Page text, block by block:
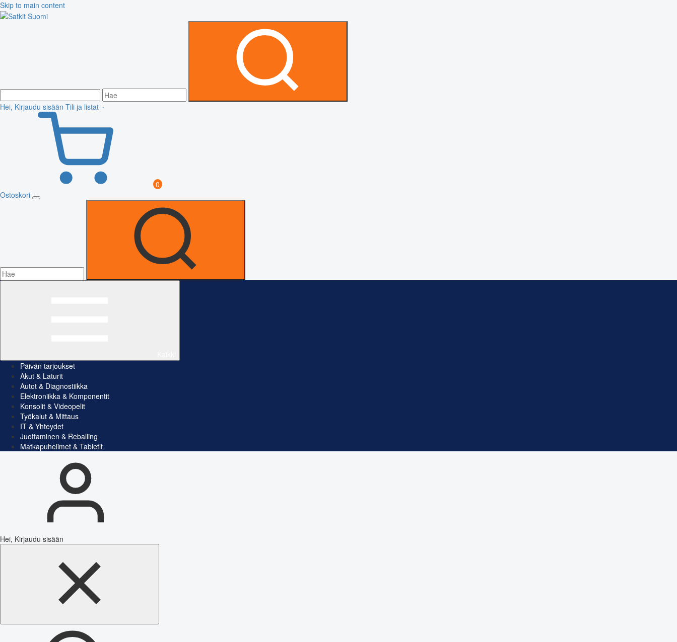
Skip to main content
Hei, Kirjaudu sisään Tili ja listat
0
Ostoskori
Päivän tarjoukset
Akut & Laturit
Autot & Diagnostiikka
Elektroniikka & Komponentit
Konsolit & Videopelit
Työkalut & Mittaus
IT & Yhteydet
Juottaminen & Reballing
Matkapuhelimet & Tabletit
Hei, Kirjaudu sisään